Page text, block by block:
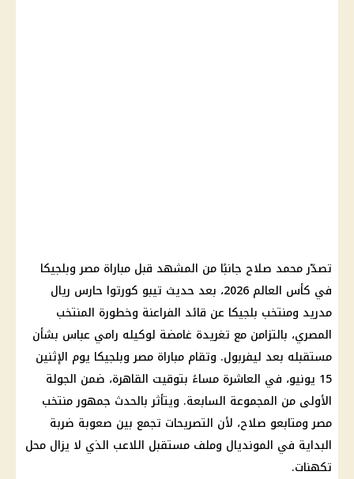
تصدّر محمد صلاح جانبًا من المشهد قبل مباراة مصر وبلجيكا
في كأس العالم 2026، بعد حديث تيبو كورتوا حارس ريال
مدريد ومنتخب بلجيكا عن قائد الفراعنة وخطورة المنتخب
المصري، بالتزامن مع تغريدة غامضة لوكيله رامي عباس بشأن
مستقبله بعد ليفربول. وتقام مباراة مصر وبلجيكا يوم الإثنين
15 يونيو، في العاشرة مساءً بتوقيت القاهرة، ضمن الجولة
الأولى من المجموعة السابعة. ويتأثر بالحدث جمهور منتخب
مصر ومتابعو صلاح، لأن التصريحات تجمع بين صعوبة ضربة
البداية في المونديال وملف مستقبل اللاعب الذي لا يزال محل
تكهنات.